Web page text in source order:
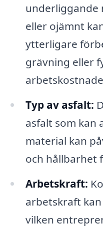
underliggande
eller ojämnt
ytterligare
grävning eller
Typ av asfalt:
asfalt som kan
material kan
och hållbarhet
Arbetskraft:
arbetskraft
vilken